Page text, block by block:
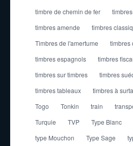
timbre de chemin de fer
timbres amende
timbres
Timbres de l'amertume
timbres
timbres espagnols
timbres
timbres sur timbres
timbres
timbres tableaux
timbres à
Togo
Tonkin train
Turquie
TVP Type Blanc
type Mouchon
Type Sage